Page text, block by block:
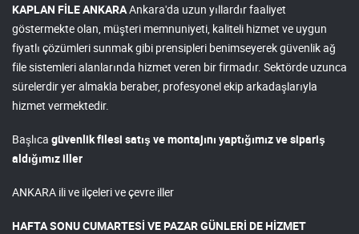
KAPLAN FİLE ANKARAAnkara'da uzun yıllardır faaliyet
göstermekte olan, müşteri memnuniyeti, kaliteli hizmet ve uygun
fiyatlı çözümleri sunmak gibi prensipleri benimseyerek güvenlik ağ
file sistemleri alanlarında hizmet veren bir firmadır. Sektörde uzunca
sürelerdir yer almakla beraber, profesyonel ekip arkadaşlarıyla
hizmet vermektedir.
Başlıca güvenlik filesi satış ve montajını yaptığımız ve sipariş
aldığımız iller
ANKARA ili ve ilçeleri ve çevre iller
HAFTA SONU CUMARTESİ VE PAZAR GÜNLERİ DE HİZMET